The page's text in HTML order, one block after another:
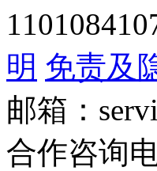
明 免责及
邮箱：
合作咨询